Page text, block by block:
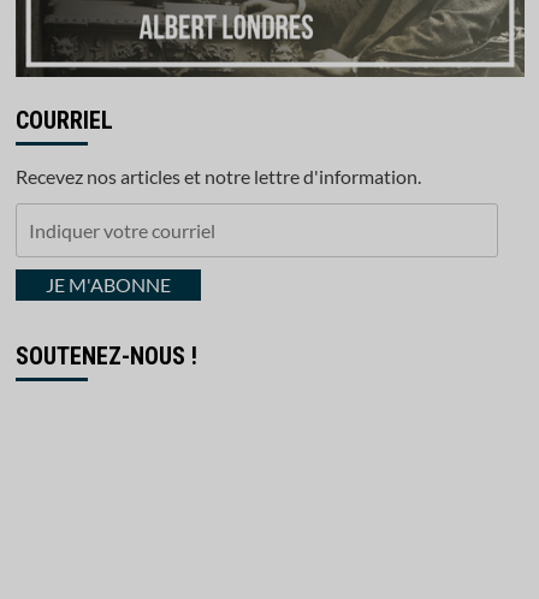
COURRIEL
Recevez nos articles et notre lettre d'information.
courrielJE M'ABONNE
SOUTENEZ-NOUS !